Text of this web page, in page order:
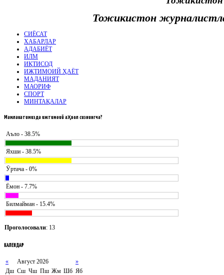
Тожикистон
СИЁСАТ
ХАБАРЛАР
АДАБИЁТ
ИЛМ
ИҚТИСОД
ИЖТИМОИЙ ҲАЁТ
МАДАНИЯТ
МАОРИФ
СПОРТ
МИНТАҚАЛАР
Мамлакатимиздаижтимоий аҳвол сизнингча?
Аъло - 38.5%
Яхши - 38.5%
Ӯртача - 0%
Ёмон - 7.7%
Билмайман - 15.4%
Проголосовали: 13
КАЛЕНДАР
« Август 2026
»
Дш Сш Чш Пш Жм Шб Яб